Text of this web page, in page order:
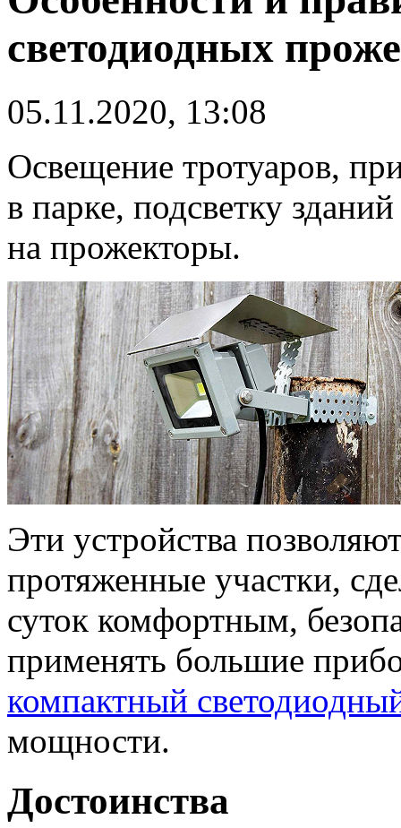
светодиодных
05.11.2020, 13:08
Освещение тротуаров,
в парке, подсветку
на прожекторы.
Эти устройства
протяженные участки,
суток комфортным,
применять большие
компактный
мощности.
Достоинства